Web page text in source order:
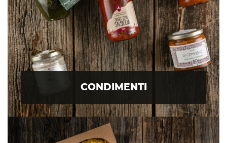
CONDIMENTI